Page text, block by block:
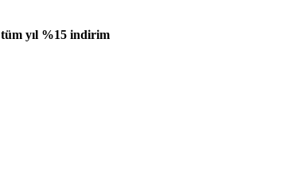
tüm yıl %15 indirim